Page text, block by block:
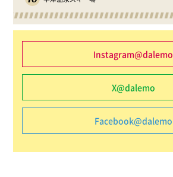
Instagram@dalemo
X@dalemo
Facebook@dalemo